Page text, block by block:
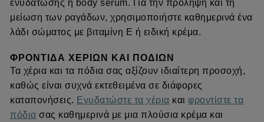
ενυδάτωσης ή body serum. Για την πρόληψη και τη
μείωση των ραγάδων, χρησιμοποιήστε καθημερινά ένα
λάδι σώματος με βιταμίνη Ε ή ειδική κρέμα.
ΦΡΟΝΤΊΔΑ ΧΕΡΙΏΝ ΚΑΙ ΠΟΔΙΏΝ
Τα χέρια και τα πόδια σας αξίζουν ιδιαίτερη προσοχή,
καθώς είναι συχνά εκτεθειμένα σε διάφορες
καταπονήσεις. Ενυδατώστε τα χέρια και φροντίστε τα
πόδια σας καθημερινά με μια πλούσια κρέμα και